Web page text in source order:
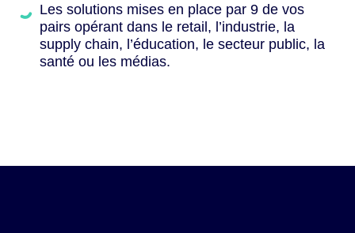
Les solutions mises en place par 9 de vos
pairs opérant dans le retail, l’industrie, la
supply chain, l’éducation, le secteur public, la
santé ou les médias.